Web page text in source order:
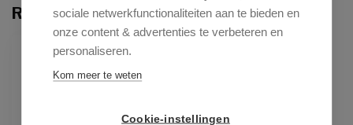
sociale netwerkfunctionaliteiten aan te bieden en
onze content & advertenties te verbeteren en
personaliseren.
Kom meer te weten
Cookie-instellingen
Recent bekeken